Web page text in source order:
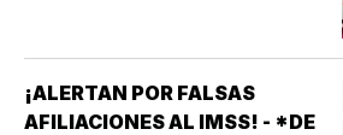
¡ALERTAN POR FALSAS
AFILIACIONES AL IMSS! - *DE